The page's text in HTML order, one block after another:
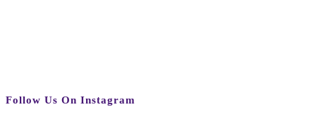
Follow Us On Instagram